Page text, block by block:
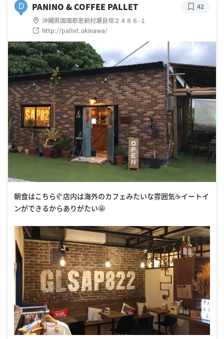
D PANINO & COFFEE PALLET
沖縄県国頭郡恩納村瀬良垣２４８６-１
http://pallet.okinawa/
42
朝食はこちら🥐店内は海外のカフェみたいな雰囲気☕️イートイ
ンができるからありがたい🤩